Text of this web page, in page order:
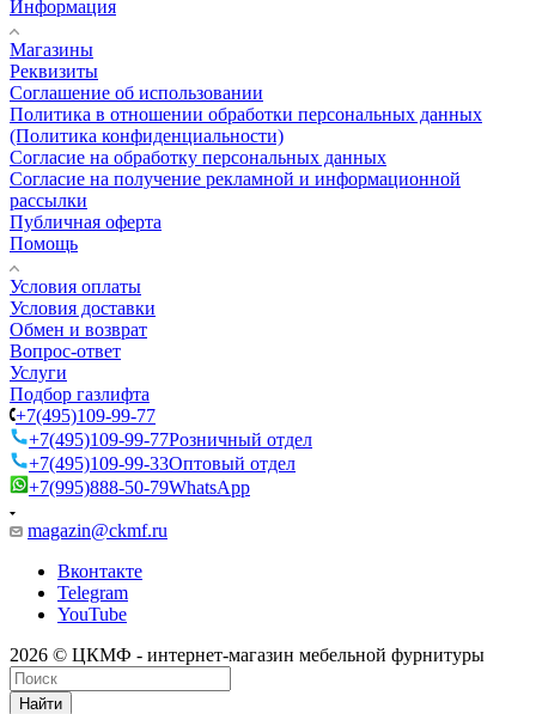
Информация
Магазины
Реквизиты
Соглашение об использовании
Политика в отношении обработки персональных данных
(Политика конфиденциальности)
Согласие на обработку персональных данных
Согласие на получение рекламной и информационной
рассылки
Публичная оферта
Помощь
Условия оплаты
Условия доставки
Обмен и возврат
Вопрос-ответ
Услуги
Подбор газлифта
+7(495)109-99-77
+7(495)109-99-77Розничный отдел
+7(495)109-99-33Оптовый отдел
+7(995)888-50-79WhatsApp
magazin@ckmf.ru
Вконтакте
Telegram
YouTube
2026 © ЦКМФ - интернет-магазин мебельной фурнитуры
Найти